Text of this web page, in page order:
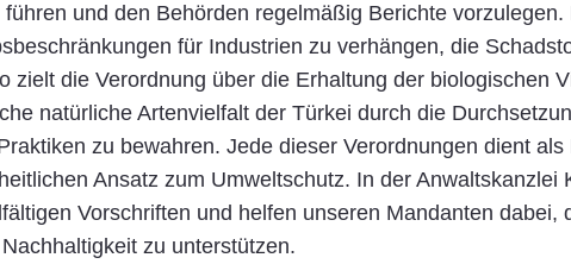
und den Behörden regelmäßig Berichte vorzulegen.
für Industrien zu verhängen, die
die Verordnung über die Erhaltung der biologischen
natürliche Artenvielfalt der Türkei durch die
zu bewahren. Jede dieser Verordnungen dient
Ansatz zum Umweltschutz. In der Anwaltskanzlei
Vorschriften und helfen unseren Mandanten dabei,
zu unterstützen.